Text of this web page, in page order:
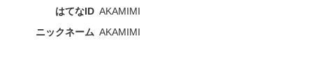
はてなID AKAMIMI
ニックネーム AKAMIMI